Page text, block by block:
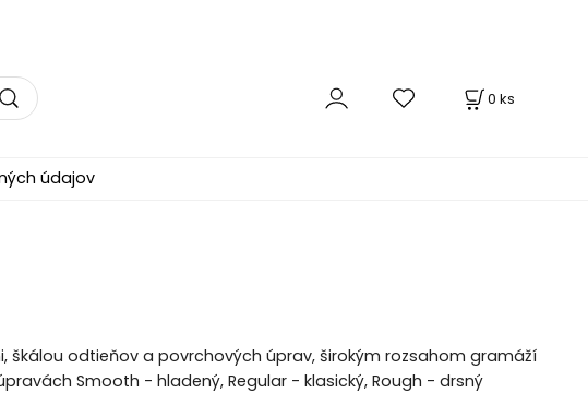
0 ks
údajov
odtieňov a povrchových úprav, širokým rozsahom gramáží
Smooth - hladený, Regular - klasický, Rough - drsný